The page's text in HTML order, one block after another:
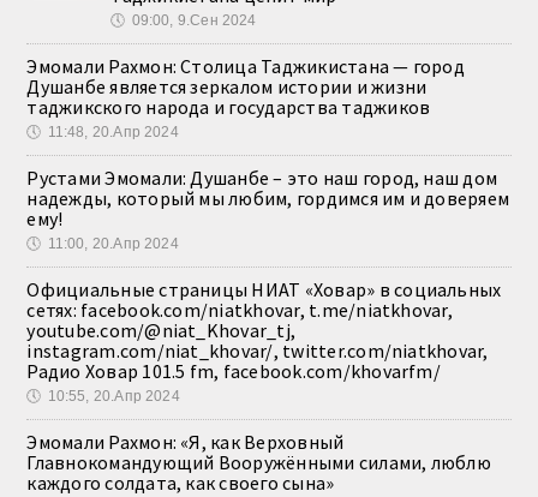
🕔 09:00, 9.Сен 2024
Эмомали Рахмон: Столица Таджикистана — город
Душанбе является зеркалом истории и жизни
таджикского народа и государства таджиков
🕔 11:48, 20.Апр 2024
Рустами Эмомали: Душанбе – это наш город, наш дом
надежды, который мы любим, гордимся им и доверяем
ему!
🕔 11:00, 20.Апр 2024
Официальные страницы НИАТ «Ховар» в социальных
сетях: facebook.com/niatkhovar, t.me/niatkhovar,
youtube.com/@niat_Khovar_tj,
instagram.com/niat_khovar/, twitter.com/niatkhovar,
Радио Ховар 101.5 fm, facebook.com/khovarfm/
🕔 10:55, 20.Апр 2024
Эмомали Рахмон: «Я, как Верховный
Главнокомандующий Вооружёнными силами, люблю
каждого солдата, как своего сына»